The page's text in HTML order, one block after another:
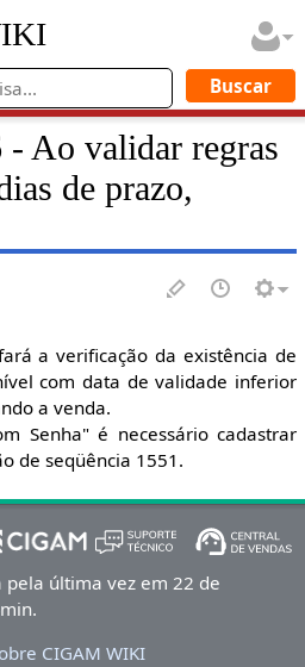
Ao validar regras
de prazo,
a verificação da existência de
com data de validade inferior
a venda.
Senha" é necessário cadastrar
de seqüência 1551.
última vez em 22 de
CIGAM WIKI